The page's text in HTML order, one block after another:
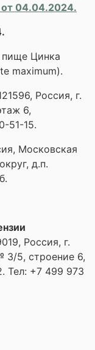
04.04.2024.
пище Цинка
maximum).
Россия, г.
6,
51-15.
Московская
д.п.
Россия, г.
5, строение 6,
Тел: +7 499 973